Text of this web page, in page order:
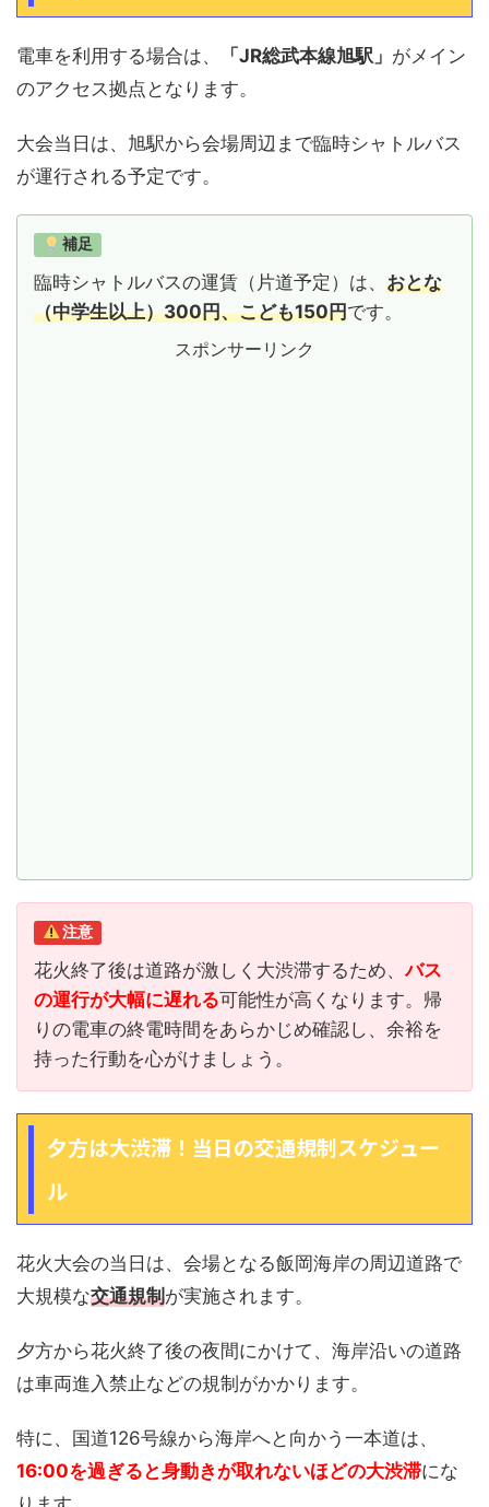
電車を利用する場合は、 「JR総武本線旭駅」 がメイン
のアクセス拠点となります。
大会当日は、旭駅から会場周辺まで臨時シャトルバス
が運行される予定です。
補足
臨時シャトルバスの運賃（片道予定）は、 おとな
（中学生以上）300円、こども150円です。
スポンサーリンク
注意
花火終了後は道路が激しく大渋滞するため、バス
の運行が大幅に遅れる可能性が高くなります。帰
りの電車の終電時間をあらかじめ確認し、余裕を
持った行動を心がけましょう。
夕方は大渋滞！当日の交通規制スケジュー
ル
花火大会の当日は、会場となる飯岡海岸の周辺道路で
大規模な交通規制が実施されます。
夕方から花火終了後の夜間にかけて、海岸沿いの道路
は車両進入禁止などの規制がかかります。
特に、国道126号線から海岸へと向かう一本道は、
16:00を過ぎると身動きが取れないほどの大渋滞にな